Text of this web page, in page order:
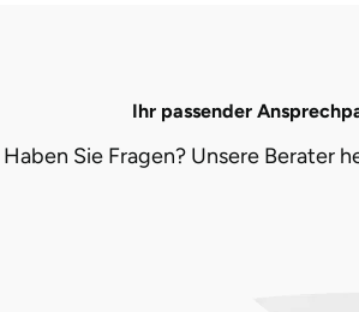
Ihr passender
Haben Sie Fragen? Unsere Berater